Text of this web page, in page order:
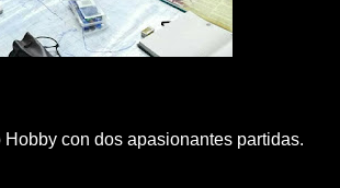
con dos apasionantes partidas.